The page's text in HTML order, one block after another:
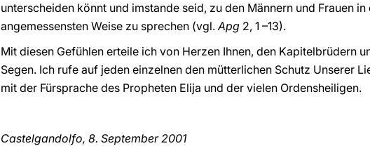
unterscheiden könnt und imstande seid, zu den Männern und Frauen
angemessensten Weise zu sprechen (vgl.Apg 2, 1 –13).
Mit diesen Gefühlen erteile ich von Herzen Ihnen, den Kapitelbrüdern
Segen. Ich rufe auf jeden einzelnen den mütterlichen Schutz Unserer
mit der Fürsprache des Propheten Elija und der vielen Ordensheiligen.
Castelgandolfo, 8. September 2001